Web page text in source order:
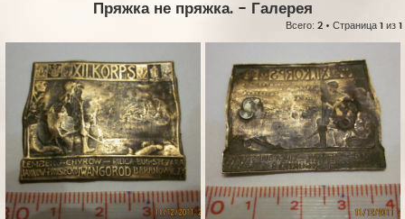
Пряжка не пряжка.- Галерея
Всего: 2 • Страница 1 из 1